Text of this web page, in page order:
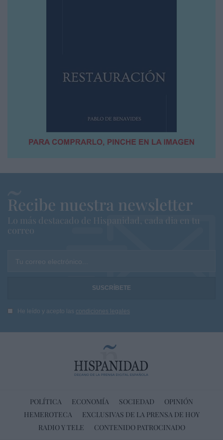
Recibe nuestra newsletter
Lo más destacado de Hispanidad, cada dia en tu
correo
Tu correo electrónico...
He leído y acepto las condiciones legales
POLÍTICA ECONOMÍA SOCIEDAD
OPINIÓN
HEMEROTECA
EXCLUSIVAS DE LA PRENSA DE HOY
RADIO Y TELE
CONTENIDO PATROCINADO